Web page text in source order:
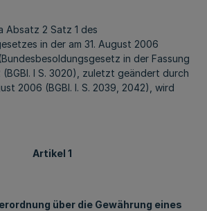
Absatz 2 Satz 1 des
in der am 31. August 2006
in der Fassung
I S. 3020), zuletzt geändert durch
2006 (BGBl. I. S. 2039, 2042), wird
Artikel 1
über die Gewährung eines